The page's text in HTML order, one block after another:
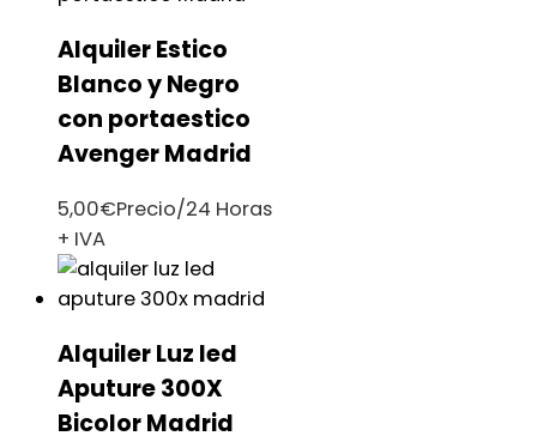
Alquiler Estico
Blanco y Negro
con portaestico
Avenger Madrid
5,00€Precio/24 Horas
+ IVA
Alquiler Luz led
Aputure 300X
Bicolor Madrid